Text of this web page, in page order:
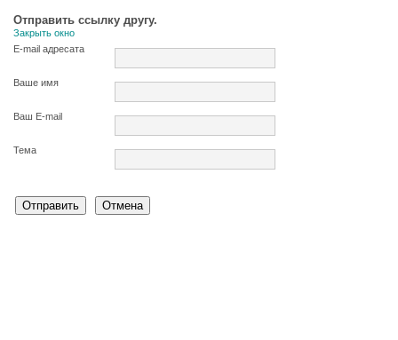
Отправить ссылку другу.
Закрыть окно
E-mail адресата
Ваше имя
Ваш E-mail
Тема
Отправить Отмена